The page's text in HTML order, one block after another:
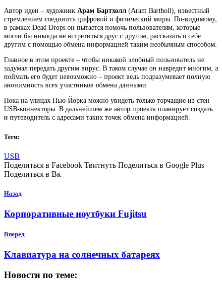
Автор идеи – художник Арам Бартхолл (Aram Bartholl), известный
стремлением соединить цифровой и физический миры. По-видимому,
в рамках Dead Drops он пытается помочь пользователям, которые
могли бы никогда не встретиться друг с другом, рассказать о себе
другим с помощью обмена информацией таким необычным способом.
Главное в этом проекте – чтобы никакой злобный пользователь не
задумал передать другим вирус. В таком случае он навредит многим, а
поймать его будет невозможно – проект ведь подразумевает полную
анонимность всех участников обмена данными.
Пока на улицах Нью-Йорка можно увидеть только торчащие из стен
USB-коннекторы. В дальнейшем же автор проекта планирует создать
и путеводитель с адресами таких точек обмена информацией.
Теги:
USB
Поделиться в Facebook Твитнуть Поделиться в Google Plus
Поделиться в Вк
Назад
Корпоративные ноутбуки Fujitsu
Вперед
Клавиатура на солнечных батареях
Новости по теме: